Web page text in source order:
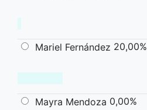
Mariel Fernández 20,00%
Mayra Mendoza 0,00%